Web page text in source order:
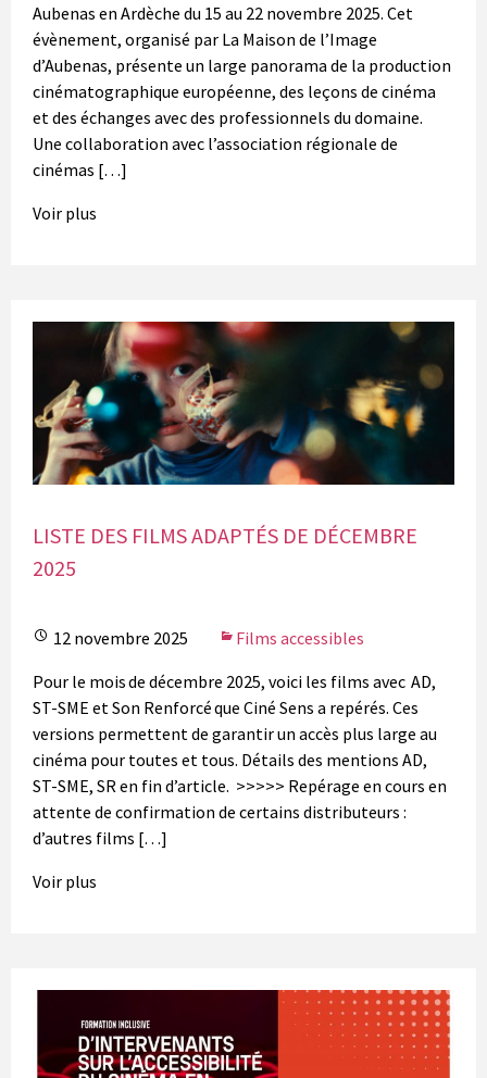
Aubenas en Ardèche du 15 au 22 novembre 2025. Cet
évènement, organisé par La Maison de l’Image
d’Aubenas, présente un large panorama de la production
cinématographique européenne, des leçons de cinéma
et des échanges avec des professionnels du domaine.
Une collaboration avec l’association régionale de
cinémas […]
Voir plus
LISTE DES FILMS ADAPTÉS DE DÉCEMBRE
2025
12 novembre 2025
Films accessibles
Pour le mois de décembre 2025, voici les films avec AD,
ST-SME et Son Renforcé que Ciné Sens a repérés. Ces
versions permettent de garantir un accès plus large au
cinéma pour toutes et tous. Détails des mentions AD,
ST-SME, SR en fin d’article. >>>>> Repérage en cours en
attente de confirmation de certains distributeurs :
d’autres films […]
Voir plus